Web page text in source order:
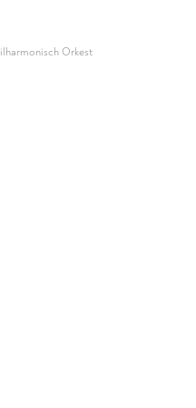
Orkest